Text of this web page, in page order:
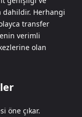
dahildir. Herhangi
transfer
verimli
olan
öne çıkar.